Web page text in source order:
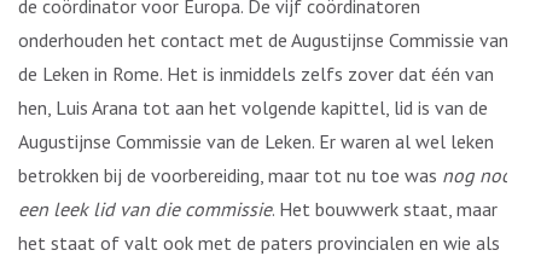
de coördinator voor Europa. De vijf coördinatoren
onderhouden het contact met de Augustijnse Commissie van
de Leken in Rome. Het is inmiddels zelfs zover dat één van
hen, Luis Arana tot aan het volgende kapittel, lid is van de
Augustijnse Commissie van de Leken. Er waren al wel leken
betrokken bij de voorbereiding, maar tot nu toe was nog nooit
een leek lid van die commissie. Het bouwwerk staat, maar
het staat of valt ook met de paters provincialen en wie als